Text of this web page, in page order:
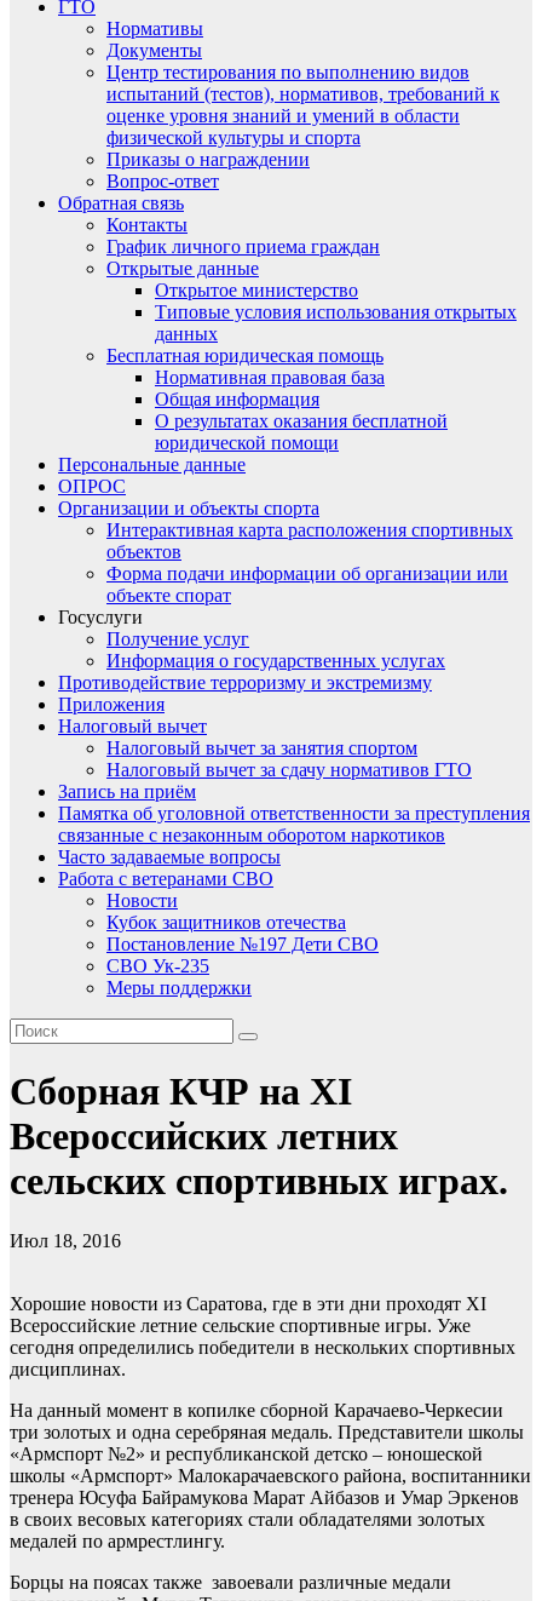
ГТО
Нормативы
Документы
Центр тестирования по выполнению видов
испытаний (тестов), нормативов, требований к
оценке уровня знаний и умений в области
физической культуры и спорта
Приказы о награждении
Вопрос-ответ
Обратная связь
Контакты
График личного приема граждан
Открытые данные
Открытое министерство
Типовые условия использования открытых
данных
Бесплатная юридическая помощь
Нормативная правовая база
Общая информация
О результатах оказания бесплатной
юридической помощи
Персональные данные
ОПРОС
Организации и объекты спорта
Интерактивная карта расположения спортивных
объектов
Форма подачи информации об организации или
объекте спорат
Госуслуги
Получение услуг
Информация о государственных услугах
Противодействие терроризму и экстремизму
Приложения
Налоговый вычет
Налоговый вычет за занятия спортом
Налоговый вычет за сдачу нормативов ГТО
Запись на приём
Памятка об уголовной ответственности за преступления
связанные с незаконным оборотом наркотиков
Часто задаваемые вопросы
Работа с ветеранами СВО
Новости
Кубок защитников отечества
Постановление №197 Дети СВО
СВО Ук-235
Меры поддержки
Сборная КЧР на XI
Всероссийских летних
сельских спортивных играх.
Июл 18, 2016
Хорошие новости из Саратова, где в эти дни проходят ХI
Всероссийские летние сельские спортивные игры. Уже
сегодня определились победители в нескольких спортивных
дисциплинах.
На данный момент в копилке сборной Карачаево-Черкесии
три золотых и одна серебряная медаль. Представители школы
«Армспорт №2» и республиканской детско – юношеской
школы «Армспорт» Малокарачаевского района, воспитанники
тренера Юсуфа Байрамукова Марат Айбазов и Умар Эркенов
в своих весовых категориях стали обладателями золотых
медалей по армрестлингу.
Борцы на поясах также завоевали различные медали